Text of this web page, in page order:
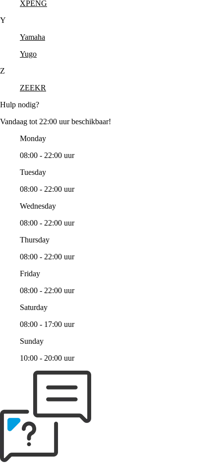
XPENG
Y
Yamaha
Yugo
Z
ZEEKR
Hulp nodig?
Vandaag tot 22:00 uur beschikbaar!
Monday
08:00 - 22:00 uur
Tuesday
08:00 - 22:00 uur
Wednesday
08:00 - 22:00 uur
Thursday
08:00 - 22:00 uur
Friday
08:00 - 22:00 uur
Saturday
08:00 - 17:00 uur
Sunday
10:00 - 20:00 uur